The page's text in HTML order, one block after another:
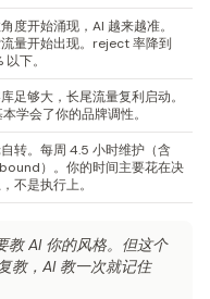
度开始涌现，AI 越来越准。
量开始出现。reject 率降到
下。
足够大，长尾流量复利启动。
学会了你的品牌调性。
转。每周 4.5 小时维护（含
）。你的时间主要花在决
不是执行上。
教 AI 你的风格。但这个
教，AI 教一次就记住